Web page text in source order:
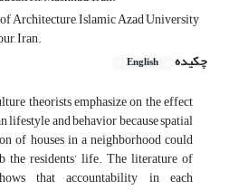
Architecture, Islamic Azad University
Iran.
چکیده
English
theorists emphasize on the effect
lifestyle and behavior because spatial
of houses in a neighborhood could
the residents’ life. The literature of
that accountability in each